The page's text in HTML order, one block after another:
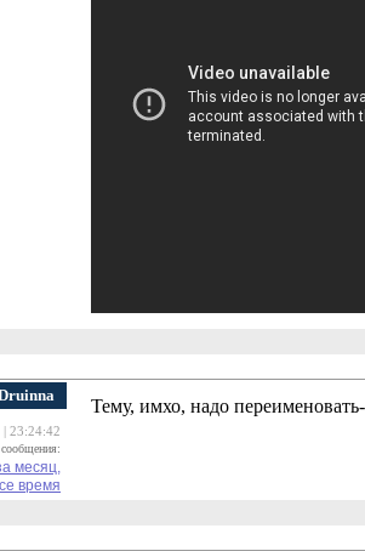
23:24:42
сообщения:
месяц,
время
Тему, имхо, надо